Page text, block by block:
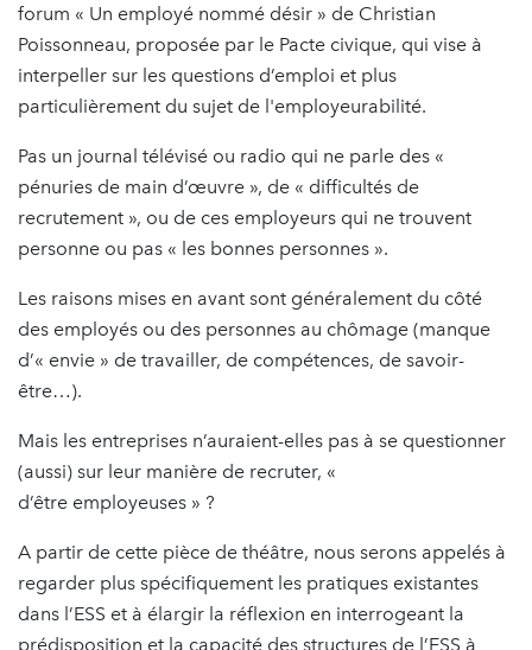
forum « Un employé nommé désir » de Christian
Poissonneau, proposée par le Pacte civique, qui vise à
interpeller sur les questions d’emploi et plus
particulièrement du sujet de l'employeurabilité.
Pas un journal télévisé ou radio qui ne parle des «
pénuries de main d’œuvre », de « difficultés de
recrutement », ou de ces employeurs qui ne trouvent
personne ou pas « les bonnes personnes ».
Les raisons mises en avant sont généralement du côté
des employés ou des personnes au chômage (manque
d’« envie » de travailler, de compétences, de savoir-
être…).
Mais les entreprises n’auraient-elles pas à se questionner
(aussi) sur leur manière de recruter, «
d’être employeuses » ?
A partir de cette pièce de théâtre, nous serons appelés à
regarder plus spécifiquement les pratiques existantes
dans l’ESS et à élargir la réflexion en interrogeant la
prédisposition et la capacité des structures de l’ESS à